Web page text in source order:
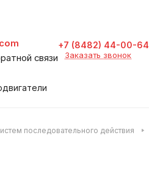
связи
+7 (8482) 44-00-64
Заказать звонок
последовательного действия